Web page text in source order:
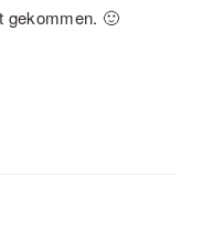
gekommen. 🙂